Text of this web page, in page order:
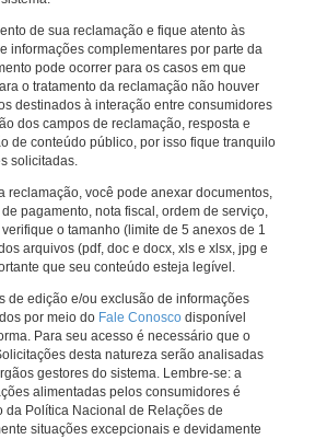
de sua reclamação e fique atento às
informações complementares por parte da
pode ocorrer para os casos em que
o tratamento da reclamação não houver
destinados à interação entre consumidores
dos campos de reclamação, resposta e
de conteúdo público, por isso fique tranquilo
solicitadas.
reclamação, você pode anexar documentos,
pagamento, nota fiscal, ordem de serviço,
o tamanho (limite de 5 anexos de 1
arquivos (pdf, doc e docx, xls e xlsx, jpg e
que seu conteúdo esteja legível.
de edição e/ou exclusão de informações
por meio do Fale Conosco disponível
Para seu acesso é necessário que o
desta natureza serão analisadas
gestores do sistema. Lembre-se: a
alimentadas pelos consumidores é
da Política Nacional de Relações de
situações excepcionais e devidamente